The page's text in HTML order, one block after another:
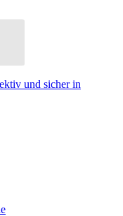
und sicher in